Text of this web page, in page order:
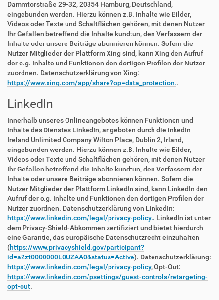
Dammtorstraße 29-32, 20354 Hamburg, Deutschland,
eingebunden werden. Hierzu können z.B. Inhalte wie Bilder,
Videos oder Texte und Schaltflächen gehören, mit denen Nutzer
Ihr Gefallen betreffend die Inhalte kundtun, den Verfassern der
Inhalte oder unsere Beiträge abonnieren können. Sofern die
Nutzer Mitglieder der Plattform Xing sind, kann Xing den Aufruf
der o.g. Inhalte und Funktionen den dortigen Profilen der Nutzer
zuordnen. Datenschutzerklärung von Xing:
https://www.xing.com/app/share?op=data_protection..
LinkedIn
Innerhalb unseres Onlineangebotes können Funktionen und
Inhalte des Dienstes LinkedIn, angeboten durch die inkedIn
Ireland Unlimited Company Wilton Place, Dublin 2, Irland,
eingebunden werden. Hierzu können z.B. Inhalte wie Bilder,
Videos oder Texte und Schaltflächen gehören, mit denen Nutzer
Ihr Gefallen betreffend die Inhalte kundtun, den Verfassern der
Inhalte oder unsere Beiträge abonnieren können. Sofern die
Nutzer Mitglieder der Plattform LinkedIn sind, kann LinkedIn den
Aufruf der o.g. Inhalte und Funktionen den dortigen Profilen der
Nutzer zuordnen. Datenschutzerklärung von LinkedIn:
https://www.linkedin.com/legal/privacy-policy.. LinkedIn ist unter
dem Privacy-Shield-Abkommen zertifiziert und bietet hierdurch
eine Garantie, das europäische Datenschutzrecht einzuhalten
(https://www.privacyshield.gov/participant?
id=a2zt0000000L0UZAA0&status=Active). Datenschutzerklärung:
https://www.linkedin.com/legal/privacy-policy, Opt-Out:
https://www.linkedin.com/psettings/guest-controls/retargeting-
opt-out.